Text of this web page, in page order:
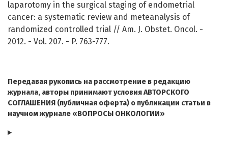
laparotomy in the surgical staging of endometrial
cancer: a systematic review and meteanalysis of
randomized controlled trial // Am. J. Obstet. Oncol. -
2012. - Vol. 207. - P. 763-777.
Передавая рукопись на рассмотрение в редакцию
журнала, авторы принимают условия АВТОРСКОГО
СОГЛАШЕНИЯ (публичная оферта) о публикации статьи в
научном журнале «ВОПРОСЫ ОНКОЛОГИИ»